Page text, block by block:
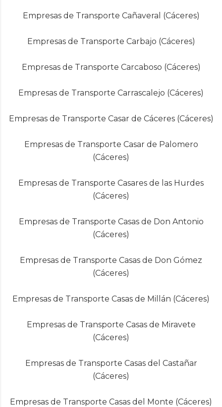
Empresas de Transporte Cañaveral (Cáceres)
Empresas de Transporte Carbajo (Cáceres)
Empresas de Transporte Carcaboso (Cáceres)
Empresas de Transporte Carrascalejo (Cáceres)
Empresas de Transporte Casar de Cáceres (Cáceres)
Empresas de Transporte Casar de Palomero
(Cáceres)
Empresas de Transporte Casares de las Hurdes
(Cáceres)
Empresas de Transporte Casas de Don Antonio
(Cáceres)
Empresas de Transporte Casas de Don Gómez
(Cáceres)
Empresas de Transporte Casas de Millán (Cáceres)
Empresas de Transporte Casas de Miravete
(Cáceres)
Empresas de Transporte Casas del Castañar
(Cáceres)
Empresas de Transporte Casas del Monte (Cáceres)